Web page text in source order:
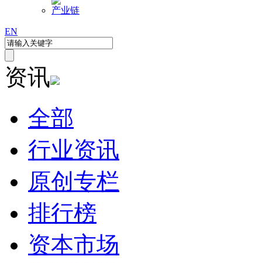
产业链
EN
资讯
全部
行业资讯
原创专栏
排行榜
资本市场